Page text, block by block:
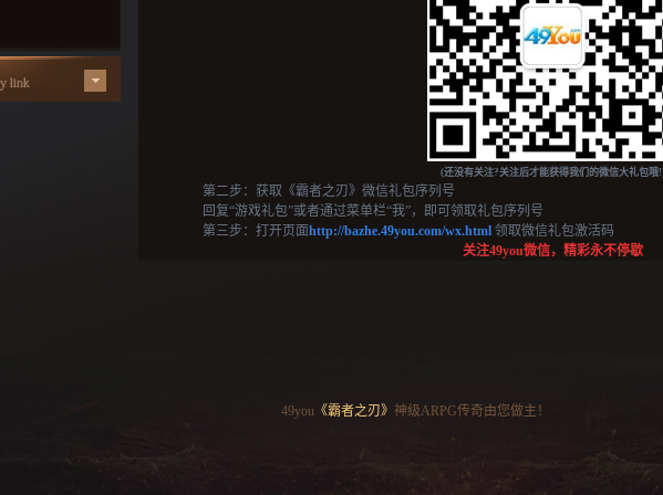
(还没有关注?关注后才能获得我们的微信大礼包哦
第二步：获取《霸者之刃》微信礼包序列号
回复“游戏礼包”或者通过菜单栏“我”，即可领取礼包序列号
第三步：打开页面http://bazhe.49you.com/wx.html 领取微信礼包激活码
关注49you微信，精彩永不停歇
49you 《霸者之刃》 神级ARPG传奇由您做主！